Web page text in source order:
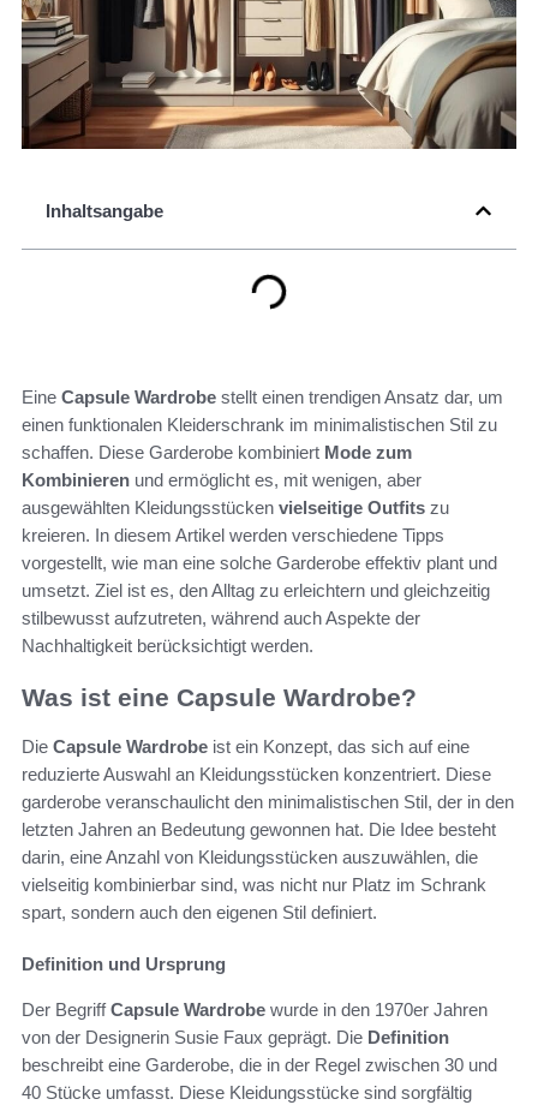
Inhaltsangabe
Eine Capsule Wardrobe stellt einen trendigen Ansatz dar, um
einen funktionalen Kleiderschrank im minimalistischen Stil zu
schaffen. Diese Garderobe kombiniert Mode zum
Kombinieren und ermöglicht es, mit wenigen, aber
ausgewählten Kleidungsstücken vielseitige Outfits zu
kreieren. In diesem Artikel werden verschiedene Tipps
vorgestellt, wie man eine solche Garderobe effektiv plant und
umsetzt. Ziel ist es, den Alltag zu erleichtern und gleichzeitig
stilbewusst aufzutreten, während auch Aspekte der
Nachhaltigkeit berücksichtigt werden.
Was ist eine Capsule Wardrobe?
Die Capsule Wardrobe ist ein Konzept, das sich auf eine
reduzierte Auswahl an Kleidungsstücken konzentriert. Diese
garderobe veranschaulicht den minimalistischen Stil, der in den
letzten Jahren an Bedeutung gewonnen hat. Die Idee besteht
darin, eine Anzahl von Kleidungsstücken auszuwählen, die
vielseitig kombinierbar sind, was nicht nur Platz im Schrank
spart, sondern auch den eigenen Stil definiert.
Definition und Ursprung
Der BegriffCapsule Wardrobe wurde in den 1970er Jahren
von der Designerin Susie Faux geprägt. Die Definition
beschreibt eine Garderobe, die in der Regel zwischen 30 und
40 Stücke umfasst. Diese Kleidungsstücke sind sorgfältig